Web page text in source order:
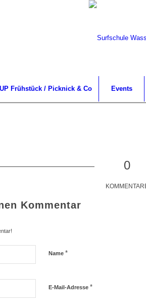
Frühstück / Picknick & Co Events
0
Kommentar
Name *
E-Mail-Adresse *